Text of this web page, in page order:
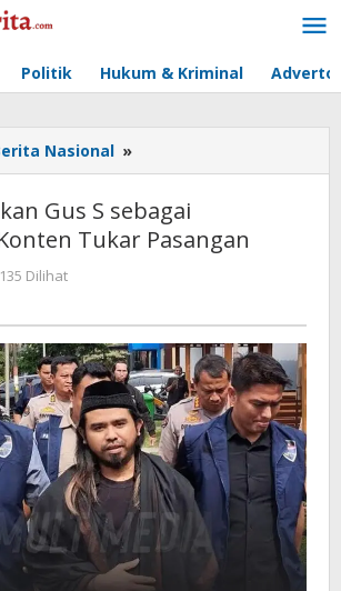
Politik Hukum & Kriminal
Nasional »
Tetapkan
S
sebagai
Gus S sebagai
Tukar Pasangan
Dilihat